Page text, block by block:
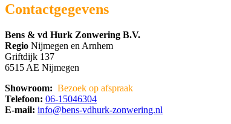
Contactgegevens
Bens & vd Hurk Zonwering B.V.
Regio Nijmegen en Arnhem
Griftdijk 137
6515 AE Nijmegen
Showroom: Bezoek op afspraak
Telefoon: 06-15046304
E-mail: info@bens-vdhurk-zonwering.nl